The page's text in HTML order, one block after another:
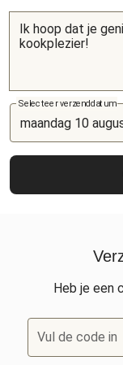
Selecteer verzenddatum
Heb je een
Vul de code in